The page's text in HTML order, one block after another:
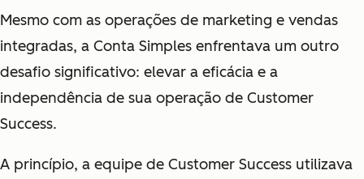
Mesmo com as operações de marketing e vendas
integradas, a Conta Simples enfrentava um outro
desafio significativo: elevar a eficácia e a
independência de sua operação de Customer
Success.
A princípio, a equipe de Customer Success utilizava